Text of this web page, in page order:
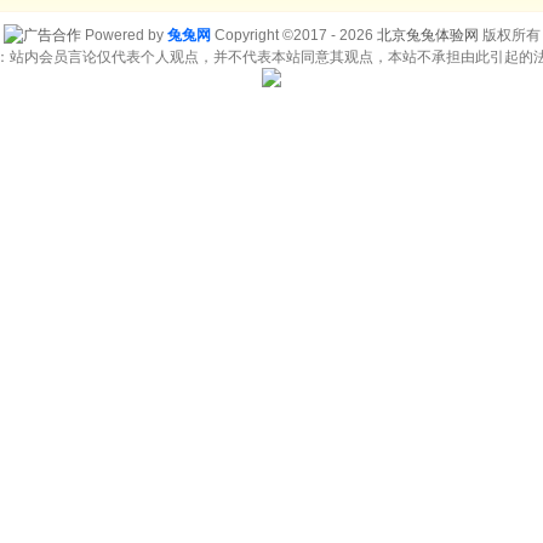
Powered by 兔兔网 Copyright ©2017 - 2026 北京兔兔体验网 版权所有
站内会员言论仅代表个人观点，并不代表本站同意其观点，本站不承担由此引起的